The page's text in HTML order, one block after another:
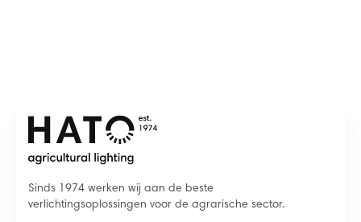
Sinds 1974 werken wij aan de beste
verlichtingsoplossingen voor de agrarische sector.